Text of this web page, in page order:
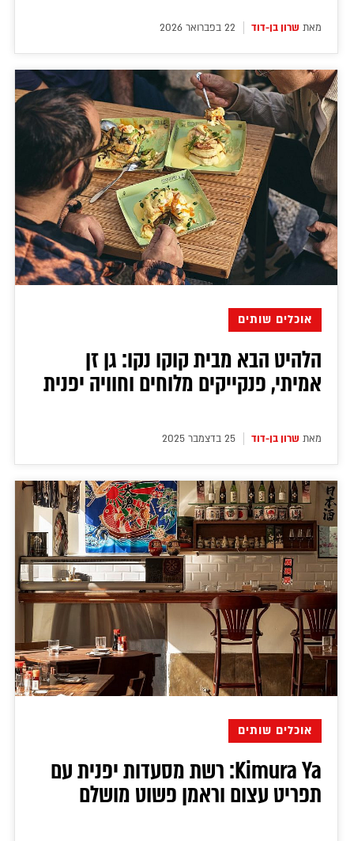
מאת שרון בן-דוד 22 בפברואר 2026
אוכלים שותים
הלהיט הבא מבית קוקו נקו: גן זן
אמיתי, פנקייקים מלוחים וחוויה יפנית
מאת שרון בן-דוד 25 בדצמבר 2025
אוכלים שותים
Kimura Ya: רשת מסעדות יפנית עם
תפריט עצום וראמן פשוט מושלם